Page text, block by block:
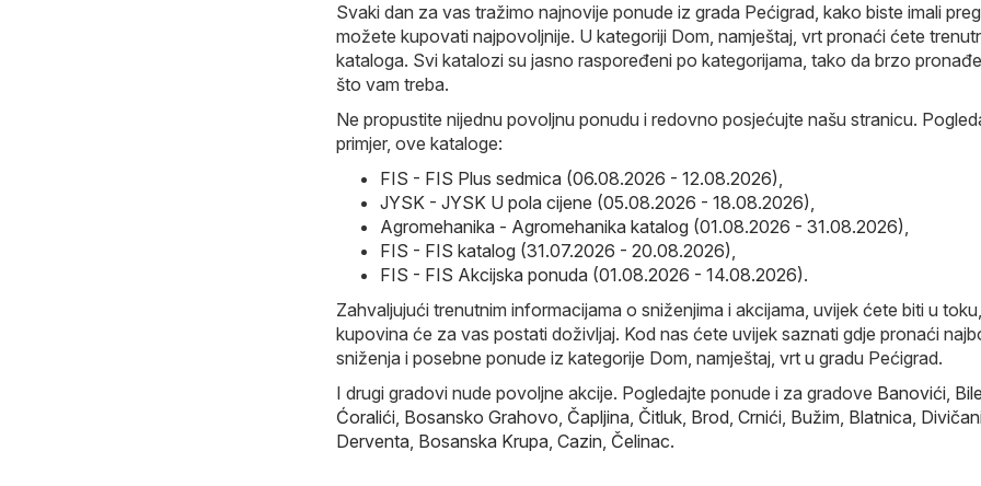
Svaki dan za vas tražimo najnovije ponude iz grada Pećigrad, kako biste imali
možete kupovati najpovoljnije. U kategoriji Dom, namještaj, vrt pronaći ćete
kataloga. Svi katalozi su jasno raspoređeni po kategorijama, tako da brzo
što vam treba.
Ne propustite nijednu povoljnu ponudu i redovno posjećujte našu stranicu.
primjer, ove kataloge:
FIS - FIS Plus sedmica (06.08.2026 - 12.08.2026),
JYSK - JYSK U pola cijene (05.08.2026 - 18.08.2026),
Agromehanika - Agromehanika katalog (01.08.2026 - 31.08.2026),
FIS - FIS katalog (31.07.2026 - 20.08.2026),
FIS - FIS Akcijska ponuda (01.08.2026 - 14.08.2026).
Zahvaljujući trenutnim informacijama o sniženjima i akcijama, uvijek ćete biti u
kupovina će za vas postati doživljaj. Kod nas ćete uvijek saznati gdje pronaći
sniženja i posebne ponude iz kategorije Dom, namještaj, vrt u gradu Pećigrad.
I drugi gradovi nude povoljne akcije. Pogledajte ponude i za gradove Banovići,
Ćoralići, Bosansko Grahovo, Čapljina, Čitluk, Brod, Crnići, Bužim, Blatnica,
Derventa, Bosanska Krupa, Cazin, Čelinac.